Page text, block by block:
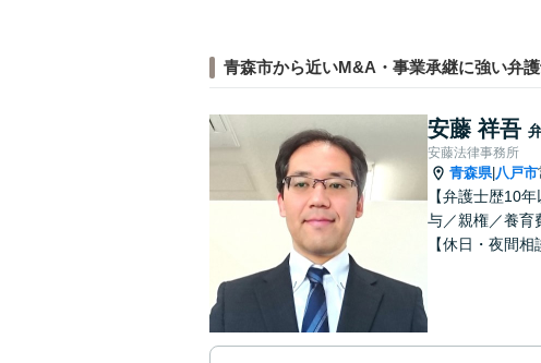
青森市から近いM&A・事業承継に強い弁
安藤 祥吾
安藤法律事務所
青森県| 八戸市
【弁護士歴10
与／親権／養育
【休日・夜間相